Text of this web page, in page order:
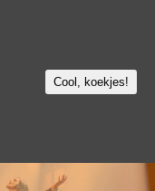
Cool, koekjes!